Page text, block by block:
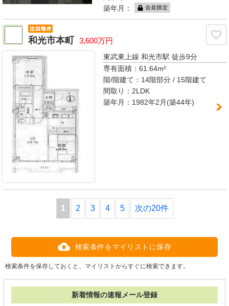
築年月：
和光市本町 3,600万円
東武東上線 和光市駅徒歩9分
専有面積：61.64m²
階/階建て： 14階部分 / 15階建て
間取り： 2LDK
築年月：1982年2月(築44年)
1 2 3 4 5 次の20件
検索条件をマイリストに保存
検索条件を保存しておくと、マイリストからすぐに検索できます。
新着情報の速報メール登録